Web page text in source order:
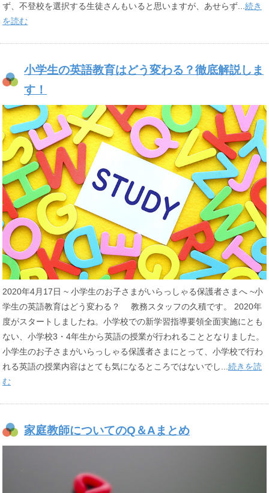
ず、不登校を選択する生徒さんもいると思いますが、あせらず...続き
を読む
小学生の英語教育はどう変わる？徹底解説しま
す！
2020年4月17日 ~ 小学生のお子さまがいらっしゃる保護者さまへ ~小
学生の英語教育はどう変わる？ 教務スタッフの久積です。 2020年
度がスタートしましたね。小学校での新学習指導要領全面実施にとも
ない、小学校3・4年生から英語の授業が行われることとなりました。
小学生のお子さまがいらっしゃる保護者さまにとって、小学校で行わ
れる英語の授業内容はとても気になるところではないでし... 続きを読
む
家庭教師についてのQ＆Aまとめ